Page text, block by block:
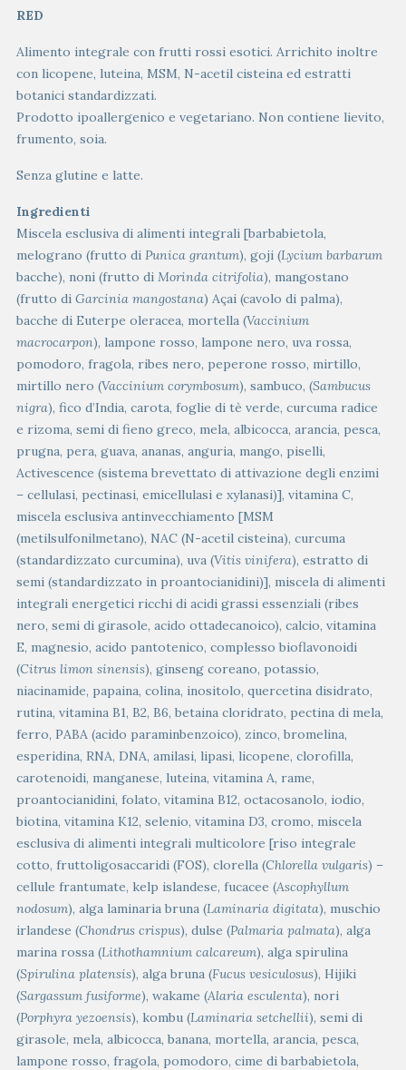
RED
Alimento integrale con frutti rossi esotici. Arrichito inoltre
con licopene, luteina, MSM, N-acetil cisteina ed estratti
botanici standardizzati.
Prodotto ipoallergenico e vegetariano. Non contiene lievito,
frumento, soia.
Senza glutine e latte.
Ingredienti
Miscela esclusiva di alimenti integrali [barbabietola,
melograno (frutto di Punica grantum), goji (Lycium barbarum
bacche), noni (frutto di Morinda citrifolia), mangostano
(frutto di Garcinia mangostana) Açai (cavolo di palma),
bacche di Euterpe oleracea, mortella (Vaccinium
macrocarpon), lampone rosso, lampone nero, uva rossa,
pomodoro, fragola, ribes nero, peperone rosso, mirtillo,
mirtillo nero (Vaccinium corymbosum), sambuco, (Sambucus
nigra), fico d’India, carota, foglie di tè verde, curcuma radice
e rizoma, semi di fieno greco, mela, albicocca, arancia, pesca,
prugna, pera, guava, ananas, anguria, mango, piselli,
Activescence (sistema brevettato di attivazione degli enzimi
– cellulasi, pectinasi, emicellulasi e xylanasi)], vitamina C,
miscela esclusiva antinvecchiamento [MSM
(metilsulfonilmetano), NAC (N-acetil cisteina), curcuma
(standardizzato curcumina), uva (Vitis vinifera), estratto di
semi (standardizzato in proantocianidini)], miscela di alimenti
integrali energetici ricchi di acidi grassi essenziali (ribes
nero, semi di girasole, acido ottadecanoico), calcio, vitamina
E, magnesio, acido pantotenico, complesso bioflavonoidi
(Citrus limon sinensis), ginseng coreano, potassio,
niacinamide, papaina, colina, inositolo, quercetina disidrato,
rutina, vitamina B1, B2, B6, betaina cloridrato, pectina di mela,
ferro, PABA (acido paraminbenzoico), zinco, bromelina,
esperidina, RNA, DNA, amilasi, lipasi, licopene, clorofilla,
carotenoidi, manganese, luteina, vitamina A, rame,
proantocianidini, folato, vitamina B12, octacosanolo, iodio,
biotina, vitamina K12, selenio, vitamina D3, cromo, miscela
esclusiva di alimenti integrali multicolore [riso integrale
cotto, fruttoligosaccaridi (FOS), clorella (Chlorella vulgaris) –
cellule frantumate, kelp islandese, fucacee (Ascophyllum
nodosum), alga laminaria bruna (Laminaria digitata), muschio
irlandese (Chondrus crispus), dulse (Palmaria palmata), alga
marina rossa (Lithothamnium calcareum), alga spirulina
(Spirulina platensis), alga bruna (Fucus vesiculosus), Hijiki
(Sargassum fusiforme), wakame (Alaria esculenta), nori
(Porphyra yezoensis), kombu (Laminaria setchellii), semi di
girasole, mela, albicocca, banana, mortella, arancia, pesca,
lampone rosso, fragola, pomodoro, cime di barbabietola,